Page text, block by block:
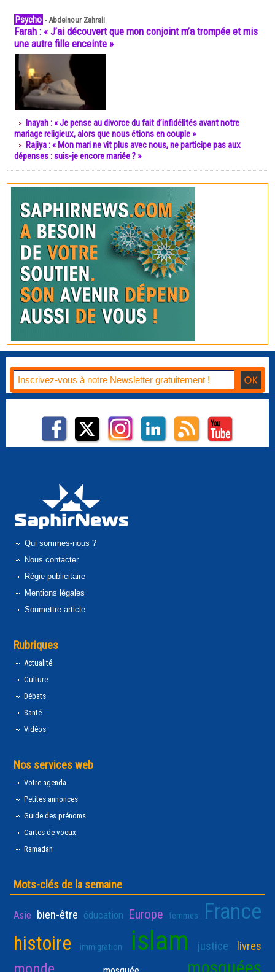
Psycho -Abdelnour Zahrali
Farah : « J’ai découvert que mon conjoint m’a trompée et mis
une autre fille enceinte »
Inayah : « Je pense au divorce du fait d’infidélités avant notre
mariage religieux, alors que nous étions en couple »
Rajiya : « Mon mari ne vit plus avec nous, ne participe pas aux
dépenses : suis-je encore mariée ? »
Qui sommes-nous ?
Nous contacter
Régie publicitaire
Mentions légales
Soumettre article
Rubriques
Actualité
Culture
Débats
Santé
Vidéos
Nos services web
Votre agenda
Petites annonces
Guide des prénoms
Cartes de voeux
Ramadan
Mots-clés de la semaine
Asie bien-être éducation Europe femmes France
histoire immigration islam justice livres
mosquées